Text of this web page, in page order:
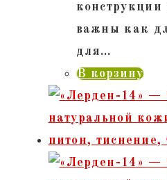
конструкции
важны как
для…
В корзину